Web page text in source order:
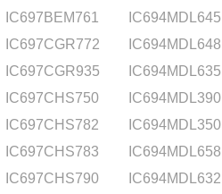
IC697BEM761
IC694MDL645
IC697CGR772
IC694MDL648
IC697CGR935
IC694MDL635
IC697CHS750
IC694MDL390
IC697CHS782
IC694MDL350
IC697CHS783
IC694MDL658
IC697CHS790
IC694MDL632